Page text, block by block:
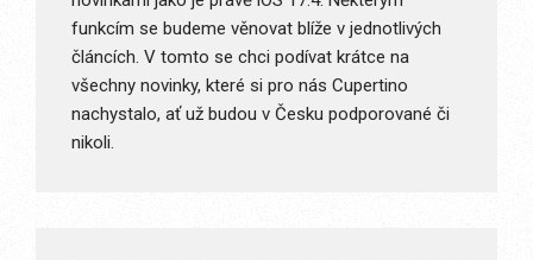
funkcím se budeme věnovat blíže v jednotlivých
článcích. V tomto se chci podívat krátce na
všechny novinky, které si pro nás Cupertino
nachystalo, ať už budou v Česku podporované či
nikoli.